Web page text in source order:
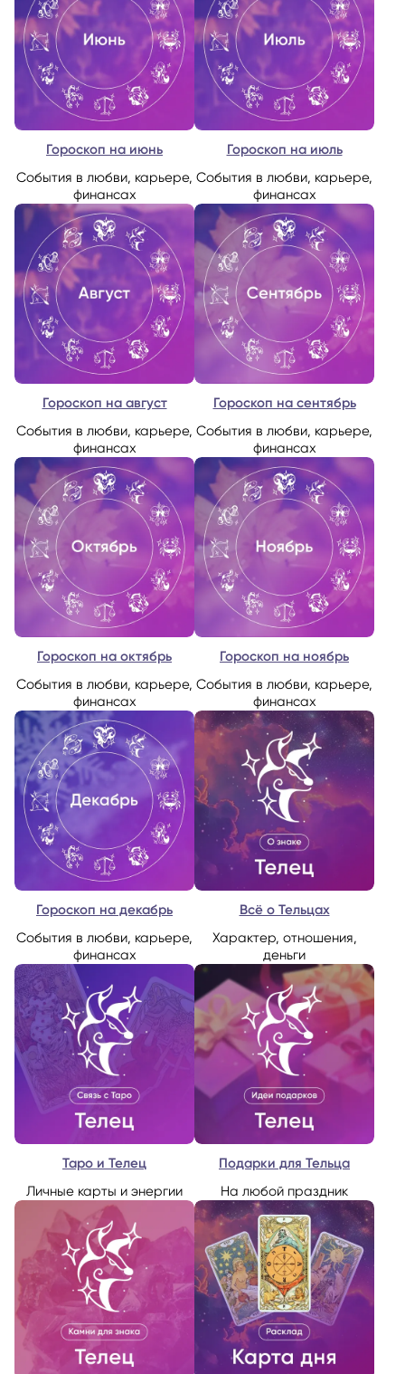
Гороскоп на июнь
События в любви, карьере,
финансах
Гороскоп на июль
События в любви, карьере,
финансах
Гороскоп на август
События в любви, карьере,
финансах
Гороскоп на сентябрь
События в любви, карьере,
финансах
Гороскоп на октябрь
События в любви, карьере,
финансах
Гороскоп на ноябрь
События в любви, карьере,
финансах
Гороскоп на декабрь
События в любви, карьере,
финансах
Всё о Тельцах
Характер, отношения,
деньги
Таро и Телец
Личные карты и энергии
Подарки для Тельца
На любой праздник